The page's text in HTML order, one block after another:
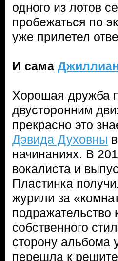
одного из лотов
пробежаться по
уже прилетел
И сама
Хорошая дружба
двусторонним
прекрасно это
Дэвида Духовны
начинаниях. В
вокалиста и
Пластинка
журили за
собственного
сторону альбома
перешла к